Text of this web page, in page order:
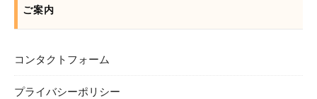
ご案内
コンタクトフォーム
プライバシーポリシー